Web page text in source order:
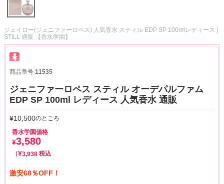
ジェイロー(ジェニファーロペス) 人気香水 スティル EDP SP 100mlレディース |
STILL 通販 【香水学園】
商品番号 11535
ジェニファーロペス スティル オーデパルファム
EDP SP 100ml レディース 人気香水 通販
¥10,500のところ
香水学園価格
¥3,580
¥3,938 税込
激安68％OFF！